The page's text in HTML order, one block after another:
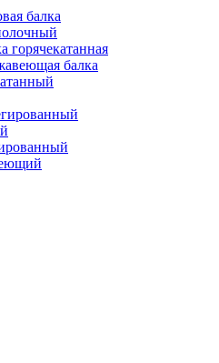
балка
горячекатанная
балка